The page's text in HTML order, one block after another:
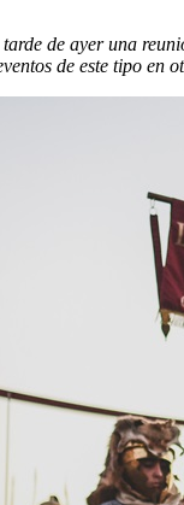
de ayer una
de este tipo en